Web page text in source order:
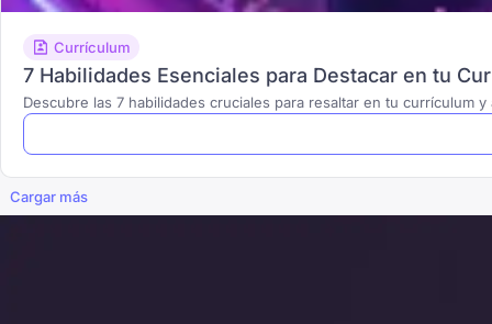
Currículum
7 Habilidades Esenciales para Destacar en tu
Descubre las 7 habilidades cruciales para resaltar en tu currículum
Cargar más